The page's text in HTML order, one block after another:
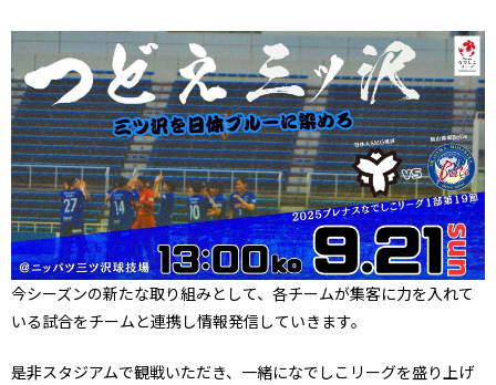
今シーズンの新たな取り組みとして、各チームが集客に力を入れて
いる試合をチームと連携し情報発信していきます。
是非スタジアムで観戦いただき、一緒になでしこリーグを盛り上げ